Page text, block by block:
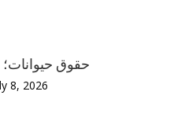
حقوق
8, 2026